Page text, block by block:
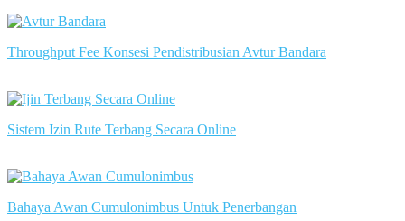
Throughput Fee Konsesi Pendistribusian Avtur Bandara
Sistem Izin Rute Terbang Secara Online
Bahaya Awan Cumulonimbus Untuk Penerbangan